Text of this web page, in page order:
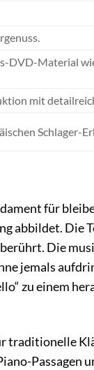
DVD-Material
mit
Schlager-
für
abbildet. Die
Die
jemals
zu einem
traditionelle
Passagen